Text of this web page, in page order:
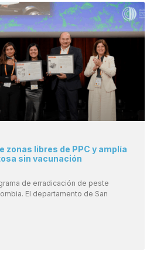
zonas libres de PPC y amplía
sin vacunación
de erradicación de peste
El departamento de San